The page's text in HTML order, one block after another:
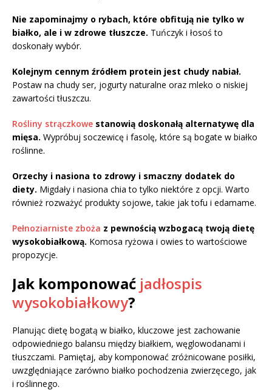
Nie zapominajmy o rybach, które obfitują nie tylko w
białko, ale i w zdrowe tłuszcze. Tuńczyk i łosoś to
doskonały wybór.
Kolejnym cennym źródłem protein jest chudy nabiał.
Postaw na chudy ser, jogurty naturalne oraz mleko o niskiej
zawartości tłuszczu.
Rośliny strączkowe stanowią doskonałą alternatywę dla
mięsa. Wypróbuj soczewicę i fasolę, które są bogate w białko
roślinne.
Orzechy i nasiona to zdrowy i smaczny dodatek do
diety. Migdały i nasiona chia to tylko niektóre z opcji. Warto
również rozważyć produkty sojowe, takie jak tofu i edamame.
Pełnoziarniste zboża z pewnością wzbogacą twoją dietę
wysokobiałkową. Komosa ryżowa i owies to wartościowe
propozycje.
Jak komponować jadłospis
wysokobiałkowy?
Planując dietę bogatą w białko, kluczowe jest zachowanie
odpowiedniego balansu między białkiem, węglowodanami i
tłuszczami. Pamiętaj, aby komponować zróżnicowane posiłki,
uwzględniające zarówno białko pochodzenia zwierzęcego, jak
i roślinnego.